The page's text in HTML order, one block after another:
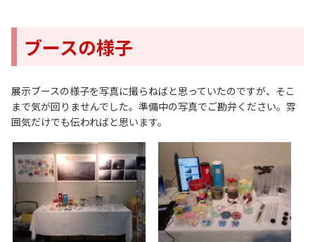
ブースの様子
展示ブースの様子を写真に撮らねばと思っていたのですが、そこ
まで気が回りませんでした。準備中の写真でご勘弁ください。雰
囲気だけでも伝わればと思います。